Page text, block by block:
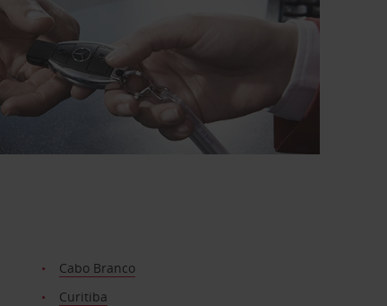
Cabo Branco
Curitiba